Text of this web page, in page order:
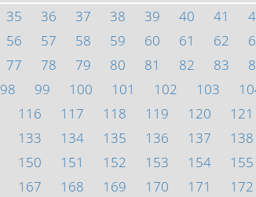
35 36 37 38 39 40 41
56 57 58 59 60 61 62
77 78 79 80 81 82 83
98 99 100 101 102 103
116 117 118 119 120 121
133 134 135 136 137 138
150 151 152 153 154 155
167 168 169 170 171 172